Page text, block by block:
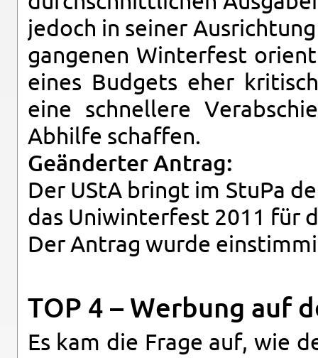
je­doch in sei­ner
gan­ge­nen Win­ter­fest
eines Bud­gets eher
eine schnel­le­re
Ab­hil­fe schaf­fen.
Ge­än­der­ter An­trag:
Der UStA bringt im StuPa
das Uni­win­ter­fest 2011 für
Der An­trag wurde
TOP 4 – Wer­bung auf
Es kam die Frage auf, wie